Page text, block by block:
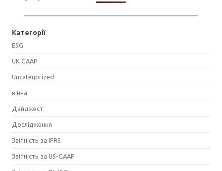
Категорії
ESG
UK GAAP
Uncategorized
війна
Дайджест
Дослідження
Звітність за IFRS
Звітність за US-GAAP